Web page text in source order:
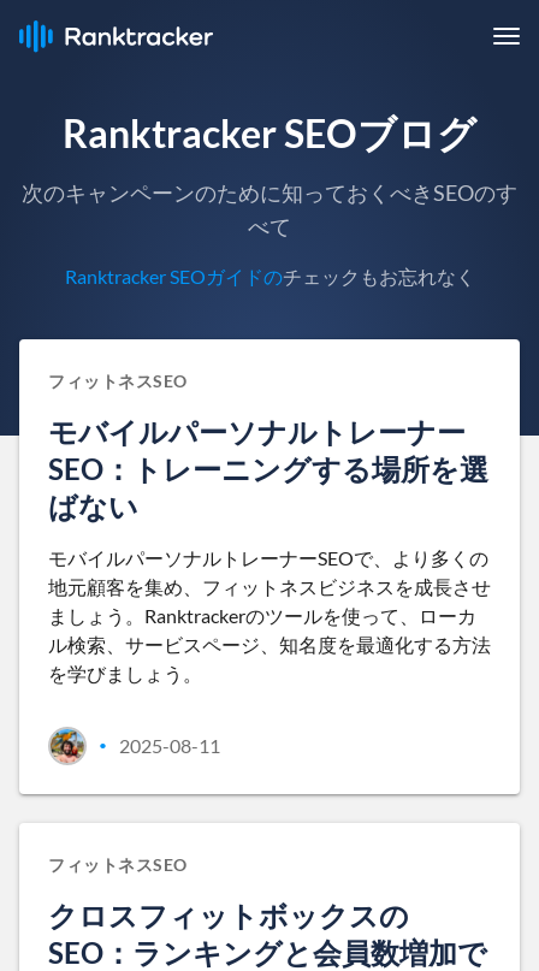
Ranktracker SEOブログ
次のキャンペーンのために知っておくべきSEOのす
べて
Ranktracker SEOガイドのチェックもお忘れなく
フィットネスSEO
モバイルパーソナルトレーナー
SEO：トレーニングする場所を選
ばない
モバイルパーソナルトレーナーSEOで、より多くの
地元顧客を集め、フィットネスビジネスを成長させ
ましょう。Ranktrackerのツールを使って、ローカ
ル検索、サービスページ、知名度を最適化する方法
を学びましょう。
• 2025-08-11
フィットネスSEO
クロスフィットボックスの
SEO：ランキングと会員数増加で